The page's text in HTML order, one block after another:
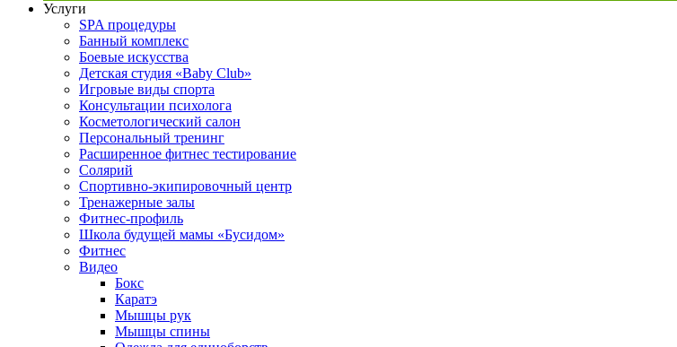
Услуги
SPA процедуры
Банный комплекс
Боевые искусства
Детская студия «Baby Club»
Игровые виды спорта
Консультации психолога
Косметологический салон
Персональный тренинг
Расширенное фитнес тестирование
Солярий
Спортивно-экипировочный центр
Тренажерные залы
Фитнес-профиль
Школа будущей мамы «Бусидом»
Фитнес
Видео
Бокс
Каратэ
Мышцы рук
Мышцы спины